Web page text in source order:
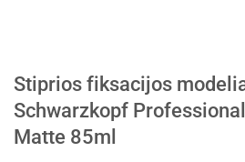
Stiprios fiksacijos
Schwarzkopf
Matte 85ml